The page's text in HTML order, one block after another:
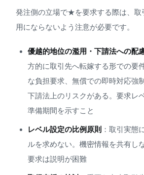
発注側の立場で★を要求する際は、取
用にならないよう注意が必要です。
優越的地位の濫用・下請法への配
方的に取引先へ転嫁する形での要
な負担要求、無償での即時対応強
下請法上のリスクがある。要求レ
準備期間を示すこと
レベル設定の比例原則 ：取引実態
ルを求めない。機密情報を共有し
要求は説明が困難